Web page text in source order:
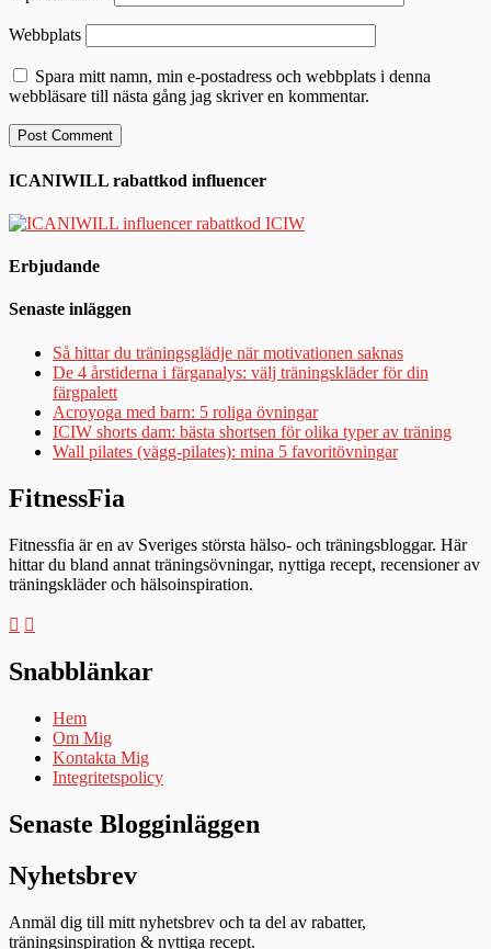
Webbplats
Spara mitt namn, min e-postadress och webbplats i denna
webbläsare till nästa gång jag skriver en kommentar.
ICANIWILL rabattkod influencer
Erbjudande
Senaste inläggen
Så hittar du träningsglädje när motivationen saknas
De 4 årstiderna i färganalys: välj träningskläder för din
färgpalett
Acroyoga med barn: 5 roliga övningar
ICIW shorts dam: bästa shortsen för olika typer av träning
Wall pilates (vägg-pilates): mina 5 favoritövningar
FitnessFia
Fitnessfia är en av Sveriges största hälso- och träningsbloggar. Här
hittar du bland annat träningsövningar, nyttiga recept, recensioner av
träningskläder och hälsoinspiration.
Snabblänkar
Hem
Om Mig
Kontakta Mig
Integritetspolicy
Senaste Blogginläggen
Nyhetsbrev
Anmäl dig till mitt nyhetsbrev och ta del av rabatter,
träningsinspiration & nyttiga recept.